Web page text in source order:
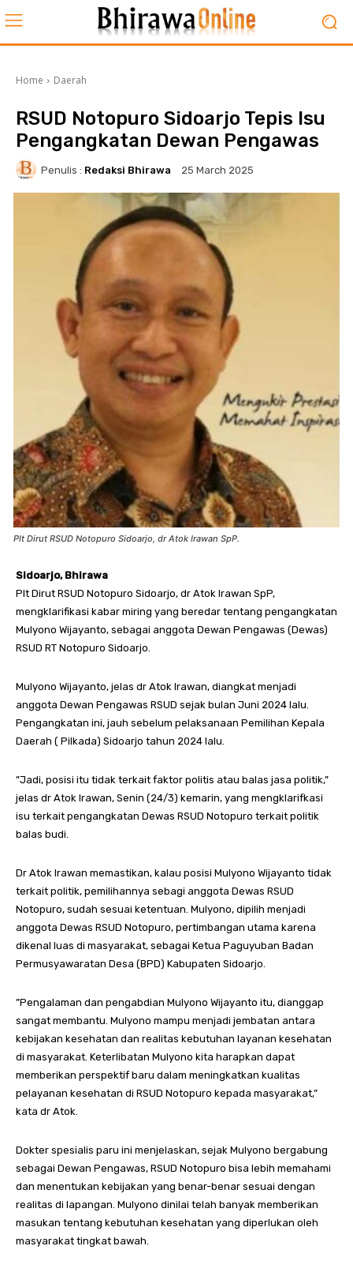
Home Daerah
RSUD Notopuro Sidoarjo Tepis Isu
Pengangkatan Dewan Pengawas
Penulis : Redaksi Bhirawa 25 March 2025
Plt Dirut RSUD Notopuro Sidoarjo, dr Atok Irawan SpP.
Sidoarjo, Bhirawa
Plt Dirut RSUD Notopuro Sidoarjo, dr Atok Irawan SpP,
mengklarifikasi kabar miring yang beredar tentang pengangkatan
Mulyono Wijayanto, sebagai anggota Dewan Pengawas (Dewas)
RSUD RT Notopuro Sidoarjo.
Mulyono Wijayanto, jelas dr Atok Irawan, diangkat menjadi
anggota Dewan Pengawas RSUD sejak bulan Juni 2024 lalu.
Pengangkatan ini, jauh sebelum pelaksanaan Pemilihan Kepala
Daerah ( Pilkada) Sidoarjo tahun 2024 lalu.
”Jadi, posisi itu tidak terkait faktor politis atau balas jasa politik,”
jelas dr Atok Irawan, Senin (24/3) kemarin, yang mengklarifkasi
isu terkait pengangkatan Dewas RSUD Notopuro terkait politik
balas budi.
Dr Atok Irawan memastikan, kalau posisi Mulyono Wijayanto tidak
terkait politik, pemilihannya sebagi anggota Dewas RSUD
Notopuro, sudah sesuai ketentuan. Mulyono, dipilih menjadi
anggota Dewas RSUD Notopuro, pertimbangan utama karena
dikenal luas di masyarakat, sebagai Ketua Paguyuban Badan
Permusyawaratan Desa (BPD) Kabupaten Sidoarjo.
”Pengalaman dan pengabdian Mulyono Wijayanto itu, dianggap
sangat membantu. Mulyono mampu menjadi jembatan antara
kebijakan kesehatan dan realitas kebutuhan layanan kesehatan
di masyarakat. Keterlibatan Mulyono kita harapkan dapat
memberikan perspektif baru dalam meningkatkan kualitas
pelayanan kesehatan di RSUD Notopuro kepada masyarakat,”
kata dr Atok.
Dokter spesialis paru ini menjelaskan, sejak Mulyono bergabung
sebagai Dewan Pengawas, RSUD Notopuro bisa lebih memahami
dan menentukan kebijakan yang benar-benar sesuai dengan
realitas di lapangan. Mulyono dinilai telah banyak memberikan
masukan tentang kebutuhan kesehatan yang diperlukan oleh
masyarakat tingkat bawah.